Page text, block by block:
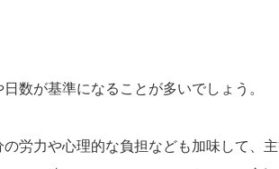
数が基準になることが多いでしょう。
労力や心理的な負担なども加味して、